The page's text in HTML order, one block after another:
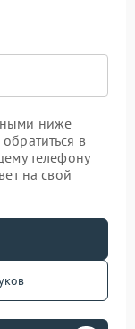
ниже
в
телефону
на свой